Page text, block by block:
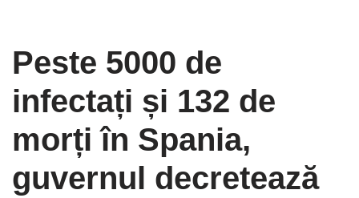
Peste 5000 de
infectați și 132 de
morți în Spania,
guvernul decretează